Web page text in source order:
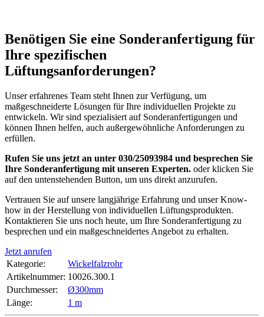
Benötigen Sie eine Sonderanfertigung für
Ihre spezifischen
Lüftungsanforderungen?
Unser erfahrenes Team steht Ihnen zur Verfügung, um
maßgeschneiderte Lösungen für Ihre individuellen Projekte zu
entwickeln. Wir sind spezialisiert auf Sonderanfertigungen und
können Ihnen helfen, auch außergewöhnliche Anforderungen zu
erfüllen.
Rufen Sie uns jetzt an unter 030/25093984 und besprechen Sie
Ihre Sonderanfertigung mit unseren Experten. oder klicken Sie
auf den untenstehenden Button, um uns direkt anzurufen.
Vertrauen Sie auf unsere langjährige Erfahrung und unser Know-
how in der Herstellung von individuellen Lüftungsprodukten.
Kontaktieren Sie uns noch heute, um Ihre Sonderanfertigung zu
besprechen und ein maßgeschneidertes Angebot zu erhalten.
Jetzt anrufen
Kategorie:
Wickelfalzrohr
Artikelnummer: 10026.300.1
Durchmesser‍:
Ø300mm
Länge‍:
1 m